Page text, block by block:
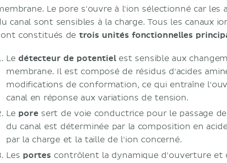
Le pore s'ouvre à l'ion sélectionné car les
canal sont sensibles à la charge. Tous les canaux
constitués de trois unités fonctionnelles
Ledétecteur de potentielest sensible aux
membrane. Il est composé de résidus d'acides
modifications de conformation, ce qui entraîne
canal en réponse aux variations de tension.
Le pore sert de voie conductrice pour le passage
du canal est déterminée par la composition en
par la charge et la taille de l'ion concerné.
Les portes contrôlent la dynamique d'ouverture et